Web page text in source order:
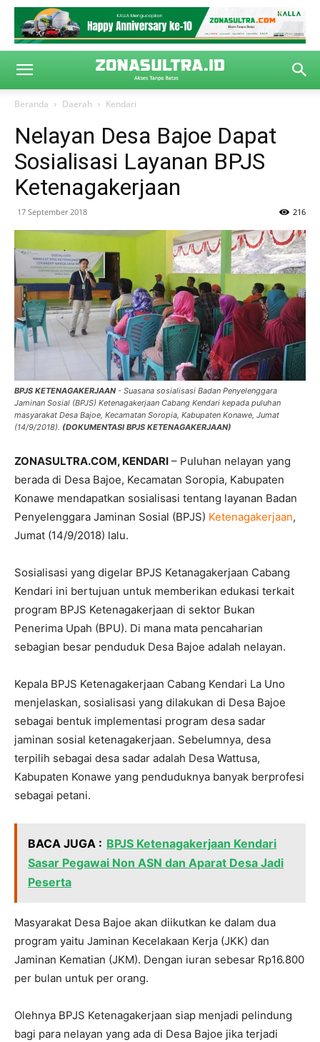
Beranda Daerah Kendari
Nelayan Desa Bajoe Dapat
Sosialisasi Layanan BPJS
Ketenagakerjaan
17 September 2018 216
BPJS KETENAGAKERJAAN - Suasana sosialisasi Badan Penyelenggara
Jaminan Sosial (BPJS) Ketenagakerjaan Cabang Kendari kepada puluhan
masyarakat Desa Bajoe, Kecamatan Soropia, Kabupaten Konawe, Jumat
(14/9/2018). (DOKUMENTASI BPJS KETENAGAKERJAAN)
ZONASULTRA.COM, KENDARI – Puluhan nelayan yang
berada di Desa Bajoe, Kecamatan Soropia, Kabupaten
Konawe mendapatkan sosialisasi tentang layanan Badan
Penyelenggara Jaminan Sosial (BPJS) Ketenagakerjaan,
Jumat (14/9/2018) lalu.
Sosialisasi yang digelar BPJS Ketanagakerjaan Cabang
Kendari ini bertujuan untuk memberikan edukasi terkait
program BPJS Ketenagakerjaan di sektor Bukan
Penerima Upah (BPU). Di mana mata pencaharian
sebagian besar penduduk Desa Bajoe adalah nelayan.
Kepala BPJS Ketenagakerjaan Cabang Kendari La Uno
menjelaskan, sosialisasi yang dilakukan di Desa Bajoe
sebagai bentuk implementasi program desa sadar
jaminan sosial ketenagakerjaan. Sebelumnya, desa
terpilih sebagai desa sadar adalah Desa Wattusa,
Kabupaten Konawe yang penduduknya banyak berprofesi
sebagai petani.
BACA JUGA : BPJS Ketenagakerjaan Kendari
Sasar Pegawai Non ASN dan Aparat Desa Jadi
Peserta
Masyarakat Desa Bajoe akan diikutkan ke dalam dua
program yaitu Jaminan Kecelakaan Kerja (JKK) dan
Jaminan Kematian (JKM). Dengan iuran sebesar Rp16.800
per bulan untuk per orang.
Olehnya BPJS Ketenagakerjaan siap menjadi pelindung
bagi para nelayan yang ada di Desa Bajoe jika terjadi